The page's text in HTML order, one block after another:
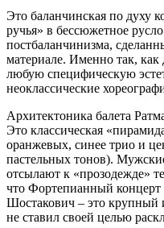
Это баланчинская по духу
ручья» в бессюжетное
постбаланчинизма,
материале. Именно так, как
любую специфическую
неоклассические
Архитектоника балета
Это классическая
оранжевых, синее трио и
пастельных тонов).
отсылают к «прозодежде»
что Фортепианный
Шостакович – это крупный
не ставил своей целью